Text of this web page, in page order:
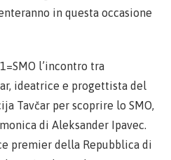
in questa occasione
l’incontro tra
ideatrice e progettista del
Tavčar per scoprire lo SMO,
di Aleksander Ipavec.
premier della Repubblica di